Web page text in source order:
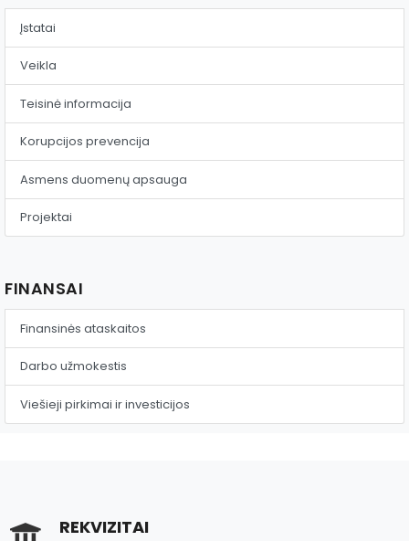
Įstatai
Veikla
Teisinė informacija
Korupcijos prevencija
Asmens duomenų apsauga
Projektai
FINANSAI
Finansinės ataskaitos
Darbo užmokestis
Viešieji pirkimai ir investicijos
REKVIZITAI